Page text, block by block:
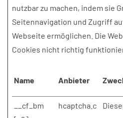
nutzbar zu machen, indem sie
Seitennavigation und Zugriff
Webseite ermöglichen. Die
Cookies nicht richtig
Name Anbieter
__cf_bm
hcaptcha.c